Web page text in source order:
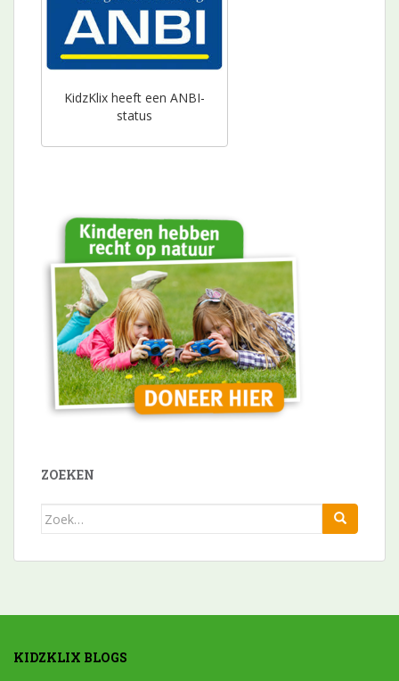
KidzKlix heeft een ANBI-
status
ZOEKEN
Zoek
KIDZKLIX BLOGS